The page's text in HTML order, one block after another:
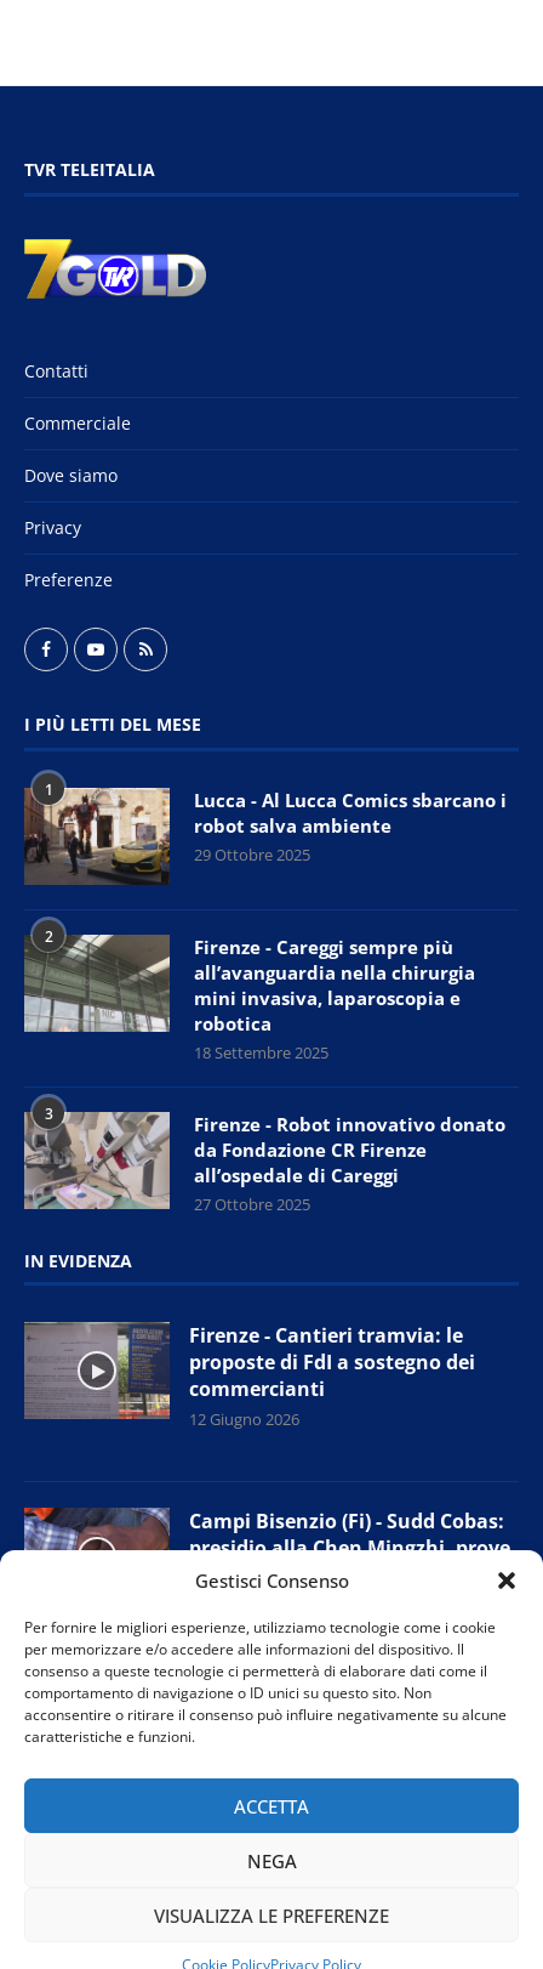
Gestisci Consenso
Per fornire le migliori esperienze, utilizziamo tecnologie come i cookie
per memorizzare e/o accedere alle informazioni del dispositivo. Il
consenso a queste tecnologie ci permetterà di elaborare dati come il
comportamento di navigazione o ID unici su questo sito. Non
acconsentire o ritirare il consenso può influire negativamente su alcune
caratteristiche e funzioni.
ACCETTA
NEGA
VISUALIZZA LE PREFERENZE
Cookie PolicyPrivacy Policy
TVR TELEITALIA
Contatti
Commerciale
Dove siamo
Privacy
Preferenze
I PIÙ LETTI DEL MESE
1
Lucca - Al Lucca Comics sbarcano i
robot salva ambiente
29 Ottobre 2025
2
Firenze - Careggi sempre più
all’avanguardia nella chirurgia
mini invasiva, laparoscopia e
robotica
18 Settembre 2025
3
Firenze - Robot innovativo donato
da Fondazione CR Firenze
all’ospedale di Careggi
27 Ottobre 2025
IN EVIDENZA
Firenze - Cantieri tramvia: le
proposte di FdI a sostegno dei
commercianti
12 Giugno 2026
Campi Bisenzio (Fi) - Sudd Cobas:
presidio alla Chen Mingzhi, prove
di accordo con l’azienda
Prato - Nuova giunta provinciale
Confesercenti: “Tutelare i negozi
@2024 TVR Teleitalia. Tutti i diritti riservati. Powered by